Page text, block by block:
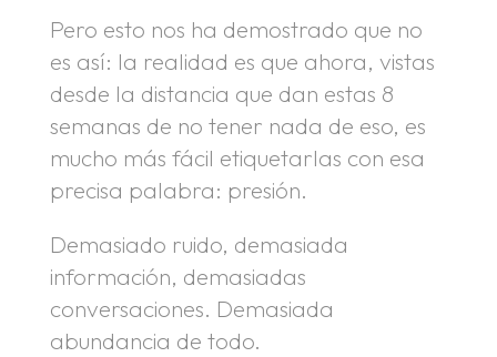
Pero esto nos ha demostrado que no
es así: la realidad es que ahora, vistas
desde la distancia que dan estas 8
semanas de no tener nada de eso, es
mucho más fácil etiquetarlas con esa
precisa palabra: presión.
Demasiado ruido, demasiada
información, demasiadas
conversaciones. Demasiada
abundancia de todo.